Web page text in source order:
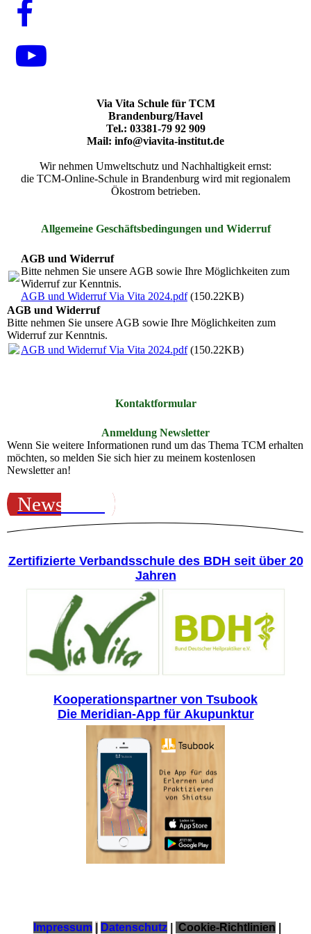
Via Vita Schule für TCM
Brandenburg/Havel
Tel.: 03381-79 92 909
Mail: info@viavita-institut.de
Wir nehmen Umweltschutz und Nachhaltigkeit ernst:
die TCM-Online-Schule in Brandenburg wird mit regionalem
Ökostrom betrieben.
Allgemeine Geschäftsbedingungen und Widerruf
AGB und Widerruf
Bitte nehmen Sie unsere AGB sowie Ihre Möglichkeiten zum
Widerruf zur Kenntnis.
AGB und Widerruf Via Vita 2024.pdf(150.22KB)
AGB und Widerruf
Bitte nehmen Sie unsere AGB sowie Ihre Möglichkeiten zum
Widerruf zur Kenntnis.
AGB und Widerruf Via Vita 2024.pdf(150.22KB)
Kontaktformular
Anmeldung Newsletter
Wenn Sie weitere Informationen rund um das Thema TCM erhalten
möchten, so melden Sie sich hier zu meinem kostenlosen
Newsletter an!
Newsletter
Zertifizierte Verbandsschule des BDH seit über 20
Jahren
Kooperationspartner von Tsubook
Die Meridian-App für Akupunktur
Impressum Datenschutz Cookie-Richtlinien